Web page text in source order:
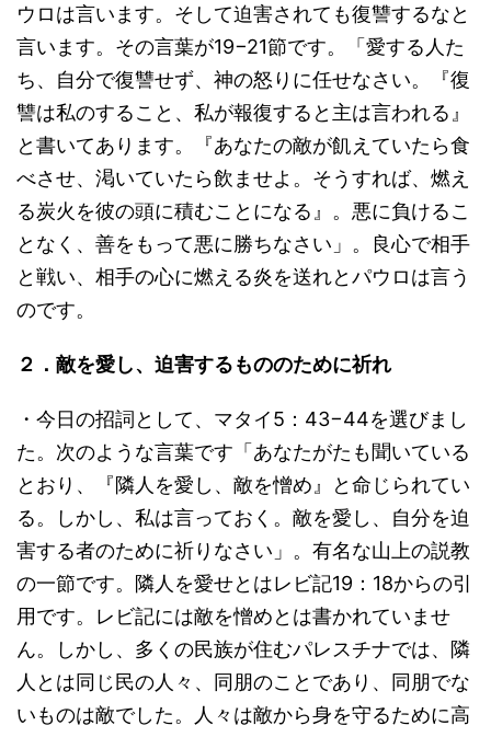
ウロは言います。そして迫害されても復讐するなと
言います。その言葉が19−21節です。「愛する人た
ち、自分で復讐せず、神の怒りに任せなさい。『復
讐は私のすること、私が報復すると主は言われる』
と書いてあります。『あなたの敵が飢えていたら食
べさせ、渇いていたら飲ませよ。そうすれば、燃え
る炭火を彼の頭に積むことになる』。悪に負けるこ
となく、善をもって悪に勝ちなさい」。良心で相手
と戦い、相手の心に燃える炎を送れとパウロは言う
のです。
２．敵を愛し、迫害するもののために祈れ
・今日の招詞として、マタイ5：43−44を選びまし
た。次のような言葉です「あなたがたも聞いている
とおり、『隣人を愛し、敵を憎め』と命じられてい
る。しかし、私は言っておく。敵を愛し、自分を迫
害する者のために祈りなさい」。有名な山上の説教
の一節です。隣人を愛せとはレビ記19：18からの引
用です。レビ記には敵を憎めとは書かれていませ
ん。しかし、多くの民族が住むパレスチナでは、隣
人とは同じ民の人々、同朋のことであり、同朋でな
いものは敵でした。人々は敵から身を守るために高